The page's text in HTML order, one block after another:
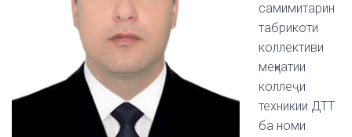
самимитарин
табрикоти
коллективи
меҳнатии
коллеҷи
техникии ДТТ
ба номи